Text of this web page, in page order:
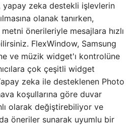
yapay zeka destekli işlevlerin
olanak tanırken,
önerileriyle mesajlara hızlı
FlexWindow, Samsung
ve müzik widget'ı kontrolüne
çok çeşitli widget
zeka ile desteklenen Photo
koşullarına göre duvar
olarak değiştirebiliyor ve
öneriler sunarak uyumlu bir